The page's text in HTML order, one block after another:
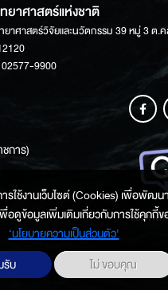
าศาสตร์แห่งชาติ
าศาสตร์วิจัยและนวัตกรรม 39 หมู่ 3 ต.
9900
การ)
ช่องทาง
ารใช้งานเว็บไซต์ (Cookies) เพื่อพัฒ
อดูข้อมูลเพิ่มเติมเกี่ยวกับการใช้คุกกี้ข
‘นโยบายความเป็นส่วนตัว'
รับ
ไม่ ขอบคุณ